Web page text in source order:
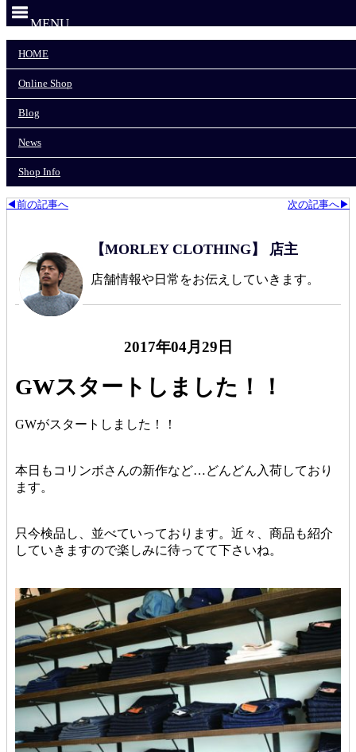
Online Shop
News
MENU
HOME
Online Shop
Blog
News
Shop Info
News>
次の記事へ▶
◀前の記事へ
【MORLEY CLOTHING】 店主
店舗情報や日常をお伝えしていきます。
2017年04月29日
GWスタートしました！！
GWがスタートしました！！
本日もコリンボさんの新作など…どんどん入荷しており
ます。
只今検品し、並べていっております。近々、商品も紹介
していきますので楽しみに待ってて下さいね。